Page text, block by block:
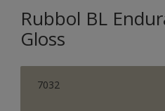
Rubbol BL
Gloss
7032